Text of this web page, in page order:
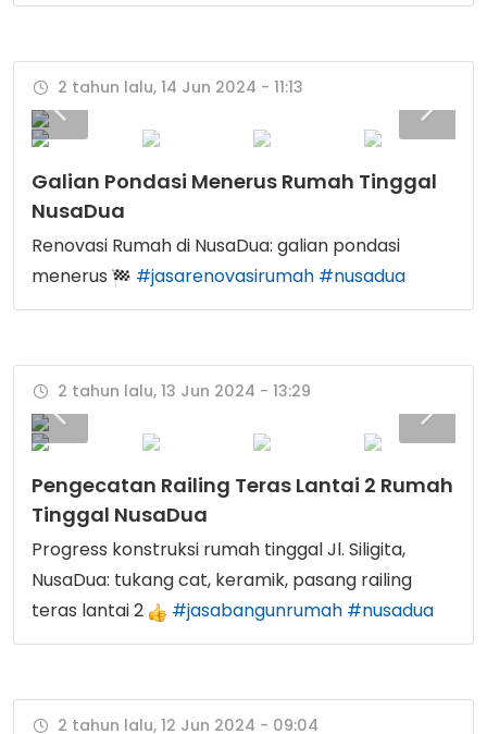
2 tahun lalu, 14 Jun 2024 - 11:13
Galian Pondasi Menerus Rumah Tinggal
NusaDua
Renovasi Rumah di NusaDua: galian pondasi
menerus
#jasarenovasirumah #nusadua
2 tahun lalu, 13 Jun 2024 - 13:29
Pengecatan Railing Teras Lantai 2 Rumah
Tinggal NusaDua
Progress konstruksi rumah tinggal Jl. Siligita,
NusaDua: tukang cat, keramik, pasang railing
teras lantai 2
#jasabangunrumah #nusadua
2 tahun lalu, 12 Jun 2024 - 09:04